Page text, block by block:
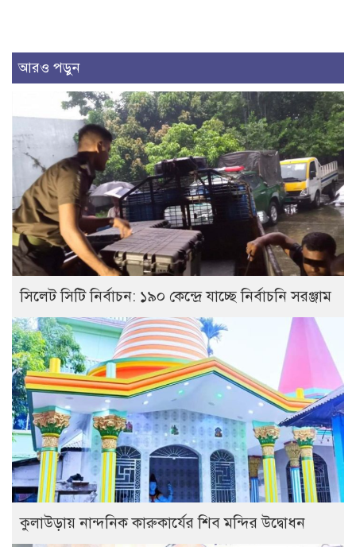
আরও পড়ুন
সিলেট সিটি নির্বাচন: ১৯০ কেন্দ্রে যাচ্ছে নির্বাচনি সরঞ্জাম
কুলাউড়ায় নান্দনিক কারুকার্যের শিব মন্দির উদ্বোধন